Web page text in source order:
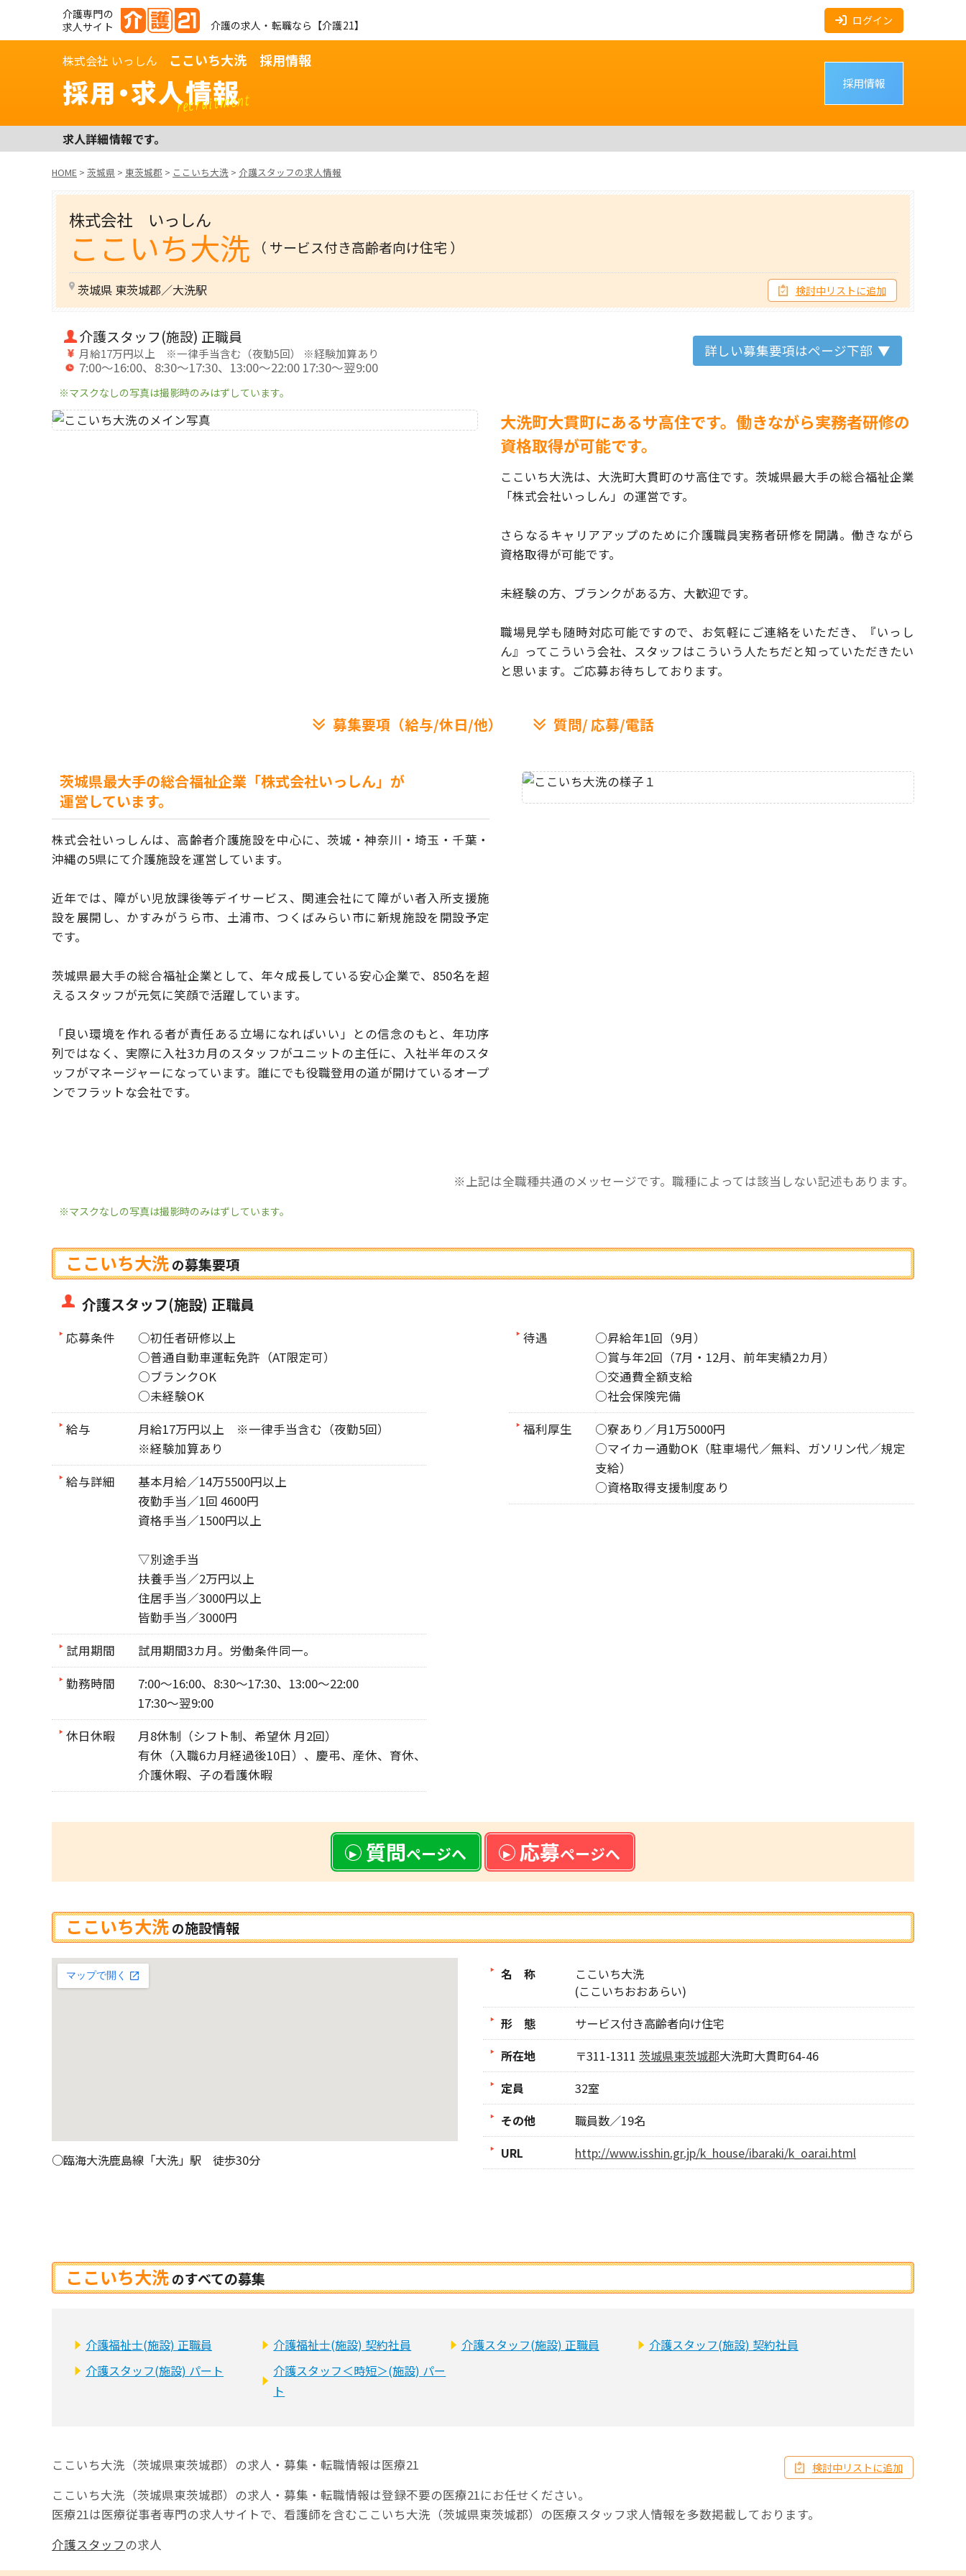
介護専門の
求人サイト
介護の求人・転職なら【介護21】 ログイン
株式会社 いっしん ここいち大洗 採用情報
採用・求人情報
recruitment
採用情報
求人詳細情報です。
HOME > 茨城県 > 東茨城郡 > ここいち大洗 > 介護スタッフの求人情報
株式会社 いっしん
ここいち大洗 （ サービス付き高齢者向け住宅 ）
茨城県 東茨城郡／大洗駅 検討中リストに追加
介護スタッフ(施設) 正職員
月給17万円以上 ※一律手当含む（夜勤5回） ※経験加算あり
7:00～16:00、8:30～17:30、13:00～22:00 17:30～翌9:00
詳しい募集要項はページ下部
※マスクなしの写真は撮影時のみはずしています。
大洗町大貫町にあるサ高住です。働きながら実務者研修の
資格取得が可能です。
ここいち大洗は、大洗町大貫町のサ高住です。 茨城県最大手の総合福祉企業
「株式会社いっしん」の運営です。
さらなるキャリアアップのために介護職員実務者研修を開講。働きながら
資格取得が可能です。
未経験の方、ブランクがある方、大歓迎です。
職場見学も随時対応可能ですので、お気軽にご連絡をいただき、
『いっし
ん』ってこういう会社、スタッフはこういう人たちだと知っていただきたい
と思います。ご応募お待ちしております。
募集要項（給与/休日/他） 質問/応募/電話
茨城県最大手の総合福祉企業「株式会社いっしん」が
運営しています。
株式会社いっしんは、高齢者介護施設を中心に、茨城・神奈川・埼玉・ 千葉・
沖縄の5県にて介護施設を運営しています。
近年では、障がい児放課後等デイサービス、関連会社にて障がい者入所支援施
設を展開し、かすみがうら市、土浦市、つくばみらい市に新規施設を開設予定
です。
茨城県最大手の総合福祉企業として、年々成長している安心企業で、 850名を超
えるスタッフが元気に笑顔で活躍しています。
「良い環境を作れる者が責任ある立場になればいい」との信念のもと、 年功序
列ではなく、実際に入社3カ月のスタッフがユニットの主任に、 入社半年のスタ
ッフがマネージャーになっています。 誰にでも役職登用の道が開けているオープ
ンでフラットな会社です。
※上記は全職種共通のメッセージです。職種によっては該当しない記述もあります。
※マスクなしの写真は撮影時のみはずしています。
ここいち大洗 の募集要項
介護スタッフ(施設) 正職員
応募条件
○初任者研修以上
○普通自動車運転免許（AT限定可）
○ブランクOK
○未経験OK
給与
月給17万円以上 ※一律手当含む（夜勤5回）
※経験加算あり
給与詳細
基本月給／14万5500円以上
夜勤手当／1回 4600円
資格手当／1500円以上
▽別途手当
扶養手当／2万円以上
住居手当／3000円以上
皆勤手当／3000円
試用期間
試用期間3カ月。労働条件同一。
勤務時間
7:00～16:00、8:30～17:30、13:00～22:00
17:30～翌9:00
休日休暇
月8休制（シフト制、希望休 月2回）
有休（入職6カ月経過後10日）、慶弔、産休、育休、
介護休暇、子の看護休暇
待遇
○昇給年1回（9月）
○賞与年2回（7月・12月、前年実績2カ月）
○交通費全額支給
○社会保険完備
福利厚生
○寮あり／月1万5000円
○マイカー通勤OK（駐車場代／無料、ガソリン代／規定
支給）
○資格取得支援制度あり
質問ページへ 応募ページへ
ここいち大洗 の施設情報
○臨海大洗鹿島線「大洗」駅 徒歩30分
名 称
ここいち大洗
(ここいちおおあらい)
形 態
サービス付き高齢者向け住宅
所在地
〒311-1311 茨城県東茨城郡大洗町大貫町64-46
定員
32室
その他
職員数／19名
URL
http://www.isshin.gr.jp/k_house/ibaraki/k_oarai.html
ここいち大洗 のすべての募集
介護福祉士(施設) 正職員 介護福祉士(施設) 契約社員 介護スタッフ(施設) 正職員
介護スタッフ(施設) 契約社員
介護スタッフ(施設) パート
介護スタッフ＜時短＞(施設) パー
ト
検討中リストに追加
ここいち大洗（茨城県東茨城郡）の求人・募集・転職情報は医療21
ここいち大洗（茨城県東茨城郡）の求人・募集・転職情報は登録不要の医療21にお任せください。
医療21は医療従事者専門の求人サイトで、看護師を含むここいち大洗（茨城県東茨城郡）の医療スタッフ求人情報を多数掲載しております。
介護スタッフ の求人